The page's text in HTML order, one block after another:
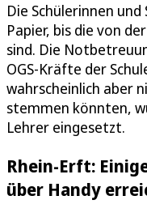
Die Schülerinnen
Papier, bis die von
sind. Die
OGS-Kräfte der
wahrscheinlich aber
stemmen könnten,
Lehrer eingesetzt.
Rhein-Erft:
über Handy